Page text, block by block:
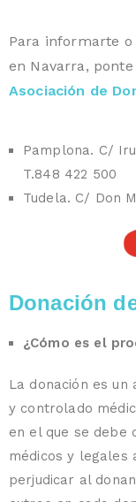
Para informarte
en Navarra,
Asociación de
Pamplona. C/
T.848 422 500
Tudela. C/ Don
Donación
¿Cómo es el
La donación es
y controlado
en el que se debe
médicos y legales
perjudicar al